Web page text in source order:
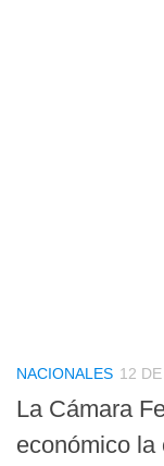
NACIONALES 12
La Cámara
económico la